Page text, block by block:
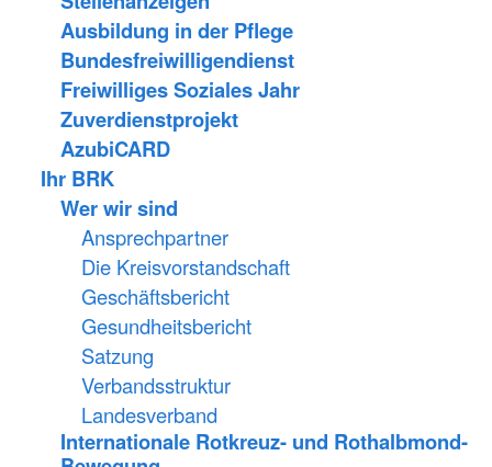
Ausbildung in der Pflege
Bundesfreiwilligendienst
Freiwilliges Soziales Jahr
Zuverdienstprojekt
AzubiCARD
Ihr BRK
Wer wir sind
Ansprechpartner
Die Kreisvorstandschaft
Geschäftsbericht
Gesundheitsbericht
Satzung
Verbandsstruktur
Landesverband
Internationale Rotkreuz- und Rothalbmond-